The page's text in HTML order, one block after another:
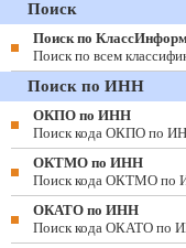
Поиск
Поиск по
Поиск по всем
Поиск по ИНН
ОКПО по ИНН
Поиск кода ОКПО по
ОКТМО по ИНН
Поиск кода ОКТМО по
ОКАТО по ИНН
Поиск кода ОКАТО по